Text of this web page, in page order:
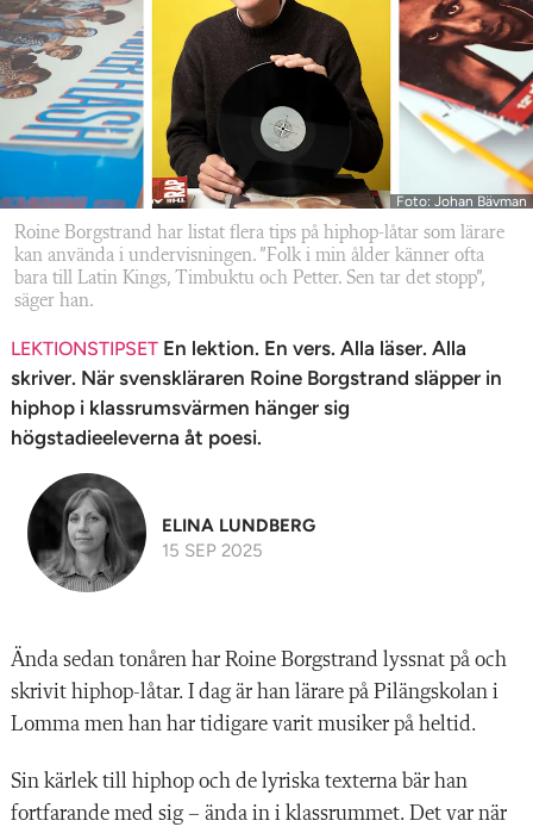
Foto: Johan Bävman
Roine Borgstrand har listat flera tips på hiphop-låtar som lärare
kan använda i undervisningen. ”Folk i min ålder känner ofta
bara till Latin Kings, Timbuktu och Petter. Sen tar det stopp”,
säger han.
LEKTIONSTIPSET En lektion. En vers. Alla läser. Alla
skriver. När svenskläraren Roine Borgstrand släpper in
hiphop i klassrumsvärmen hänger sig
högstadieeleverna åt poesi.
ELINA LUNDBERG
15 SEP 2025
Ända sedan tonåren har Roine Borgstrand lyssnat på och
skrivit hiphop-låtar. I dag är han lärare på Pilängskolan i
Lomma men han har tidigare varit musiker på heltid.
Sin kärlek till hiphop och de lyriska texterna bär han
fortfarande med sig – ända in i klassrummet. Det var när